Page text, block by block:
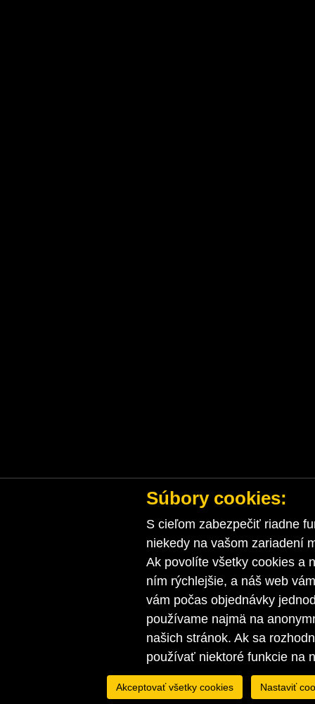
Súbory cookies:
S cieľom zabezpečiť riadne
niekedy na vašom zariadení
Ak povolíte všetky cookies a
ním rýchlejšie, a náš web
vám počas objednávky
používame najmä na
našich stránok. Ak sa
používať niektoré funkcie na
Akceptovať všetky cookies Nastaviť